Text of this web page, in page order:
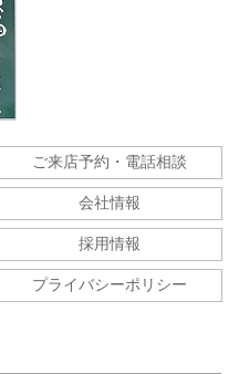
ご来店予約・電話相談
会社情報
採用情報
プライバシーポリシー